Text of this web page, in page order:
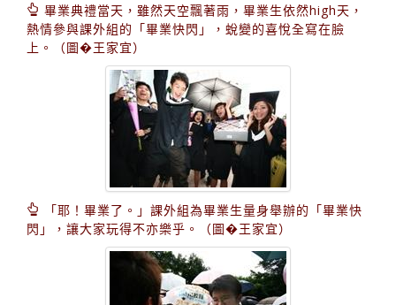
畢業典禮當天，雖然天空飄著雨，畢業生依然high天，
熱情參與課外組的「畢業快閃」，蛻變的喜悅全寫在臉
上。（圖�王家宜）
「耶！畢業了。」課外組為畢業生量身舉辦的「畢業快
閃」，讓大家玩得不亦樂乎。（圖�王家宜）